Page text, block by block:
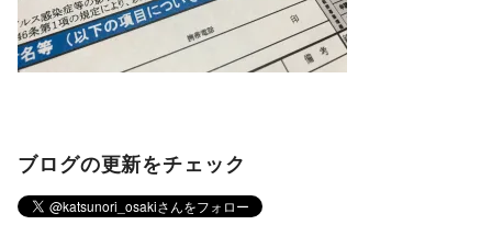
ブログの更新をチェック